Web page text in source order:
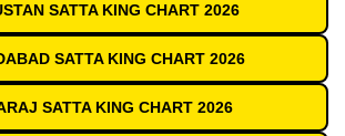
SATTA KING CHART 2026
SATTA KING CHART 2026
SATTA KING CHART 2026